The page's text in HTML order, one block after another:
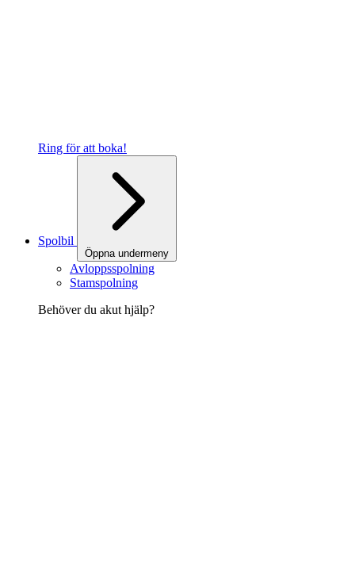
Ring för att boka!
Spolbil
Öppna undermeny
Avloppsspolning
Stamspolning
Behöver du akut hjälp?